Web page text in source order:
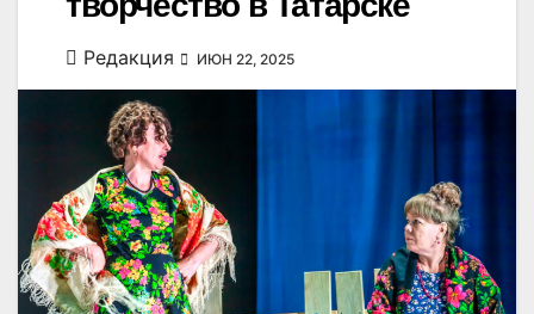
Редакция ИЮН 22, 2025